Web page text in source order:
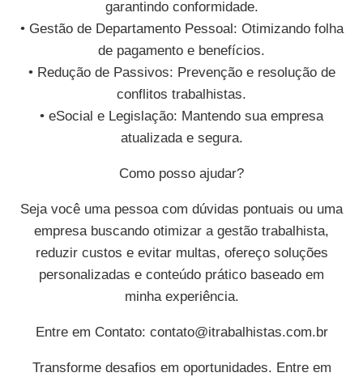
garantindo conformidade.
• Gestão de Departamento Pessoal: Otimizando folha
de pagamento e benefícios.
• Redução de Passivos: Prevenção e resolução de
conflitos trabalhistas.
• eSocial e Legislação: Mantendo sua empresa
atualizada e segura.
Como posso ajudar?
Seja você uma pessoa com dúvidas pontuais ou uma
empresa buscando otimizar a gestão trabalhista,
reduzir custos e evitar multas, ofereço soluções
personalizadas e conteúdo prático baseado em
minha experiência.
Entre em Contato: contato@itrabalhistas.com.br
Transforme desafios em oportunidades. Entre em